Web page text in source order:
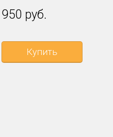
950 руб.
Купить